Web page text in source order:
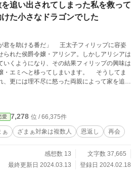
追い出されてしまった私を救って
た小さなドラゴンでした
王太子フィリップに容姿
られた侯爵令嬢・アリシア。しかしアリシアは
いくようになり、その結果フィリップの興味は
・エミへと移ってしまいます。 そうしてま
、更には理不尽に怒った両親によって家を追い
て、体調も不自然に悪化していたアリシ
で倒れてしまい――。 そこに、一人
摘をもとに書き直した（エンディング、主人公
べての文章を書き直した）ものとなっており
愛 7,278 位 / 66,375件
ぁ ざまぁ対象は複数人 恩返し 再会
感想数 13
文字数 37,665
最終更新日 2024.03.13
登録日 2024.02.18